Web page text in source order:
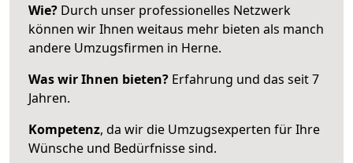
Wie? Durch unser professionelles Netzwerk
können wir Ihnen weitaus mehr bieten als manch
andere Umzugsfirmen in Herne.
Was wir Ihnen bieten? Erfahrung und das seit 7
Jahren.
Kompetenz, da wir die Umzugsexperten für Ihre
Wünsche und Bedürfnisse sind.